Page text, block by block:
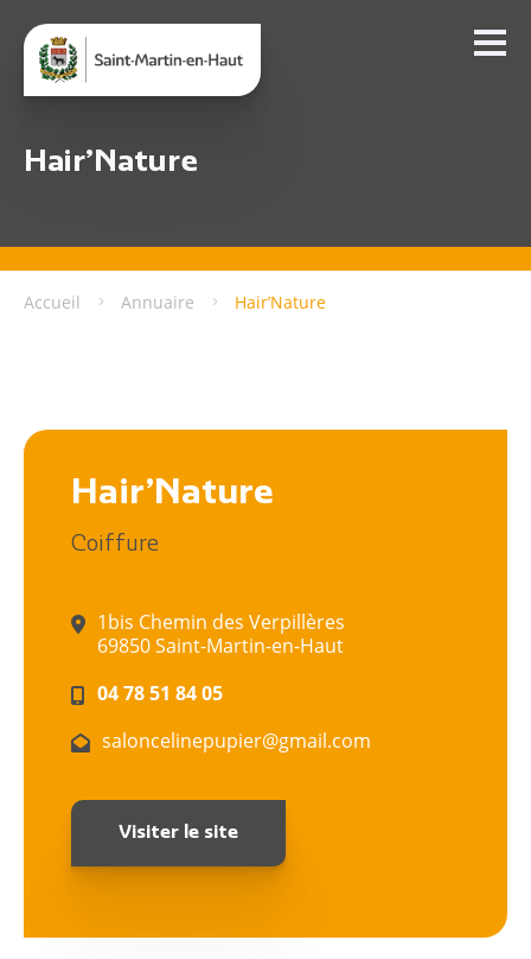
Hair’Nature
Accueil Annuaire Hair’Nature
Hair’Nature
Coiffure
1bis Chemin des Verpillères
69850 Saint-Martin-en-Haut
04 78 51 84 05
saloncelinepupier@gmail.com
Visiter le site
Citoyen
Dynamique